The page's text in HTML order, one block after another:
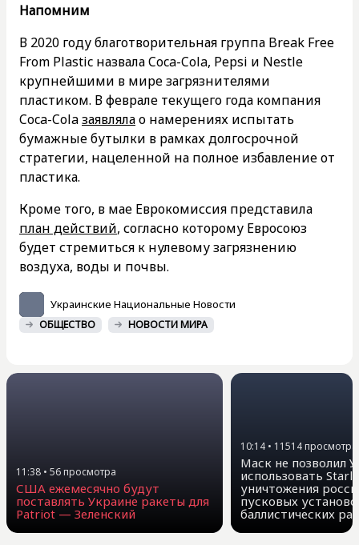
Напомним
В 2020 году благотворительная группа Break Free
From Plastic назвала Coca-Cola, Pepsi и Nestle
крупнейшими в мире загрязнителями
пластиком. В феврале текущего года компания
Coca-Colaзаявлялао намерениях испытать
бумажные бутылки в рамках долгосрочной
стратегии, нацеленной на полное избавление от
пластика.
Кроме того, в мае Еврокомиссия представила
план действий, согласно которому Евросоюз
будет стремиться к нулевому загрязнению
воздуха, воды и почвы.
Украинские Национальные Новости
ОБЩЕСТВО НОВОСТИ МИРА
11:38 • 56просмотра
США ежемесячно будут
поставлять Украине ракеты для
Patriot — Зеленский
10:14 • 11514просмотра
Маск не позволил
использовать
уничтожения
пусковых
баллистических